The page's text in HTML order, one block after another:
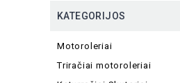
KATEGORIJOS
Motoroleriai
Triračiai motoroleriai